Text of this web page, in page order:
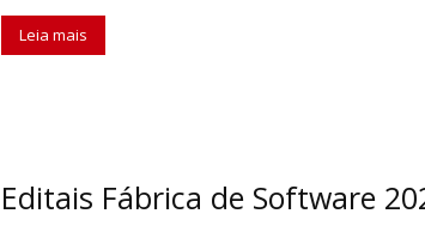
Leia mais
Editais Fábrica de Software